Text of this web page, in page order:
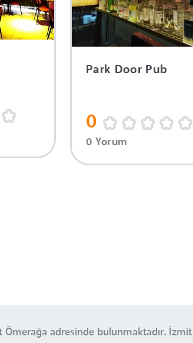
Park Door Pub
0
0 Yorum
Ömerağa adresinde bulunmaktadır.